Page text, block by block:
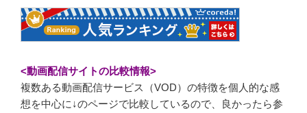
<動画配信サイトの比較情報>
複数ある動画配信サービス（VOD）の特徴を個人的な感
想を中心に↓のページで比較しているので、良かったら参